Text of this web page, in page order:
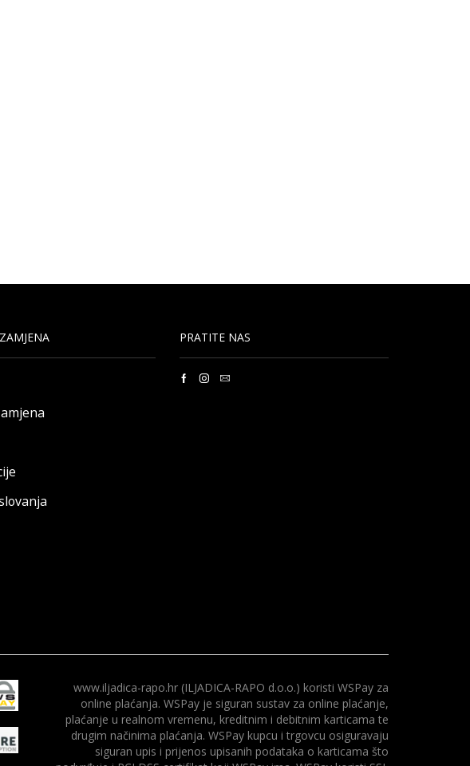
PRATITE NAS
www.iljadica-rapo.hr (ILJADICA-RAPO d.o.o.) koristi WSPay za
online plaćanja. WSPay je siguran sustav za online plaćanje,
plaćanje u realnom vremenu, kreditnim i debitnim karticama te
drugim načinima plaćanja. WSPay kupcu i trgovcu osiguravaju
siguran upis i prijenos upisanih podataka o karticama što